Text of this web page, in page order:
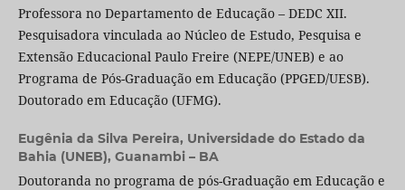
Professora no Departamento de Educação – DEDC XII.
Pesquisadora vinculada ao Núcleo de Estudo, Pesquisa e
Extensão Educacional Paulo Freire (NEPE/UNEB) e ao
Programa de Pós-Graduação em Educação (PPGED/UESB).
Doutorado em Educação (UFMG).
Eugênia da Silva Pereira, Universidade do Estado da
Bahia (UNEB), Guanambi – BA
Doutoranda no programa de pós-Graduação em Educação e